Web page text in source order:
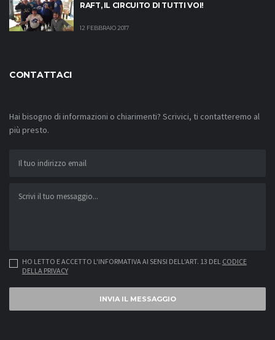
RAFT, IL CIRCUITO DI TUTTI VOI!
12 FEBBRAIO 2017
CONTATTACI
Hai bisogno di informazioni o chiarimenti? Scrivici, ti contatteremo al
più presto.
HO LETTO E ACCETTO L'INFORMATIVA AI SENSI DELL'ART. 13 DEL CODICE
DELLA PRIVACY
INVIA IL MESSAGGIO